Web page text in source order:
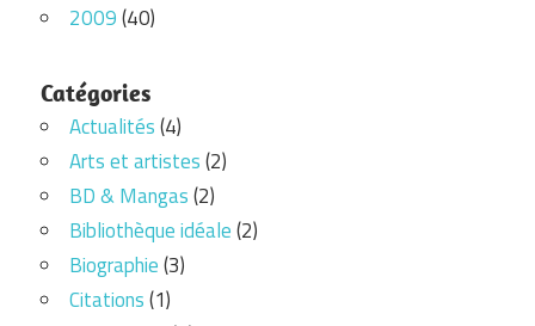
2009(40)
Catégories
Actualités(4)
Arts et artistes(2)
BD & Mangas(2)
Bibliothèque idéale(2)
Biographie(3)
Citations(1)